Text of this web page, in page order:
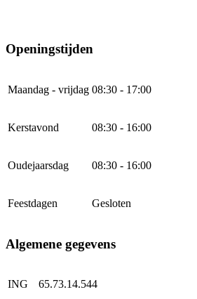
Openingstijden
Maandag - vrijdag 08:30 - 17:00
Kerstavond 08:30 - 16:00
Oudejaarsdag 08:30 - 16:00
Feestdagen Gesloten
Algemene gegevens
ING 65.73.14.544